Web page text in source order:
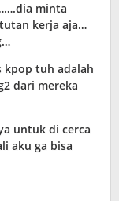
minta
kerja aja…
kpop tuh adalah
dari mereka
untuk di cerca
aku ga bisa